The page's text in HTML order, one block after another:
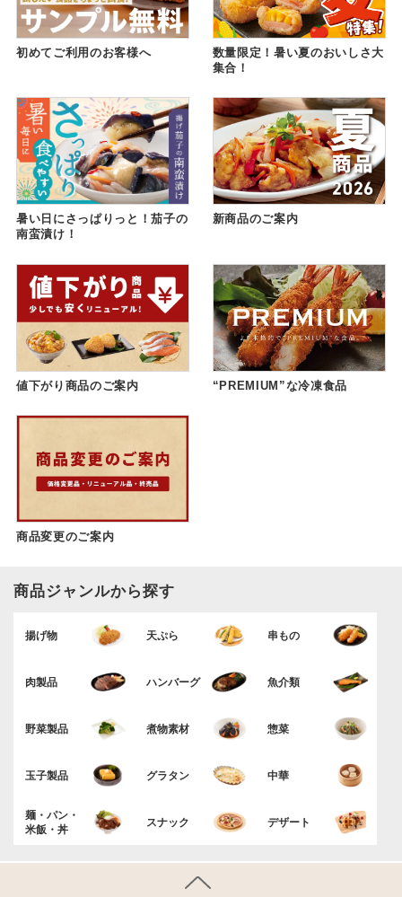
初めてご利用のお客様へ
数量限定！暑い夏のおいしさ大
集合！
暑い日にさっぱりっと！茄子の
南蛮漬け！
新商品のご案内
値下がり商品のご案内 “PREMIUM”な冷凍食品
商品変更のご案内
商品ジャンルから探す
揚げ物 天ぷら 串もの
肉製品 ハンバーグ 魚介類
野菜製品 煮物素材 惣菜
玉子製品 グラタン 中華
麺・パン・
米飯・丼
スナック デザート